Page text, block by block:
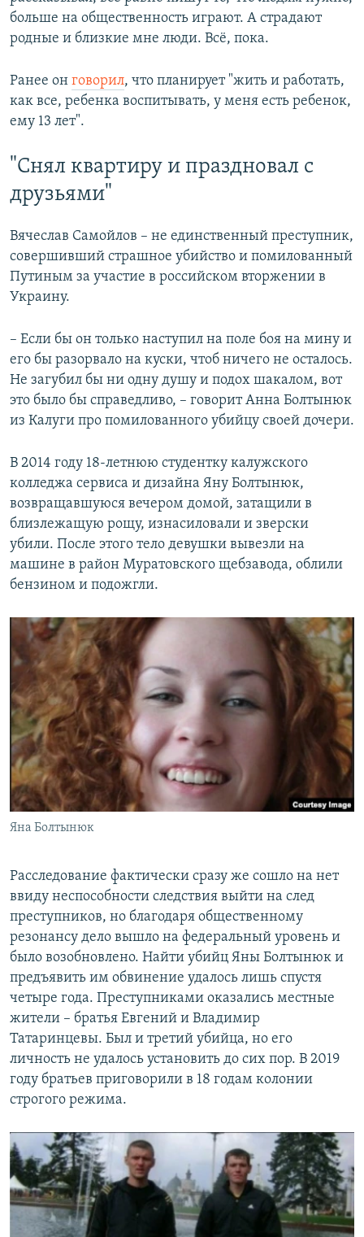
больше на общественность играют. А страдают
родные и близкие мне люди. Всё, пока.
Ранее он говорил, что планирует "жить и работать,
как все, ребенка воспитывать, у меня есть ребенок,
ему 13 лет".
"Снял квартиру и праздновал с
друзьями"
Вячеслав Самойлов – не единственный преступник,
совершивший страшное убийство и помилованный
Путиным за участие в российском вторжении в
Украину.
– Если бы он только наступил на поле боя на мину и
его бы разорвало на куски, чтоб ничего не осталось.
Не загубил бы ни одну душу и подох шакалом, вот
это было бы справедливо, – говорит Анна Болтынюк
из Калуги про помилованного убийцу своей дочери.
В 2014 году 18-летнюю студентку калужского
колледжа сервиса и дизайна Яну Болтынюк,
возвращавшуюся вечером домой, затащили в
близлежащую рощу, изнасиловали и зверски
убили. После этого тело девушки вывезли на
машине в район Муратовского щебзавода, облили
бензином и подожгли.
Яна Болтынюк
Расследование фактически сразу же сошло на нет
ввиду неспособности следствия выйти на след
преступников, но благодаря общественному
резонансу дело вышло на федеральный уровень и
было возобновлено. Найти убийц Яны Болтынюк и
предъявить им обвинение удалось лишь спустя
четыре года. Преступниками оказались местные
жители – братья Евгений и Владимир
Татаринцевы. Был и третий убийца, но его
личность не удалось установить до сих пор. В 2019
году братьев приговорили в 18 годам колонии
строгого режима.